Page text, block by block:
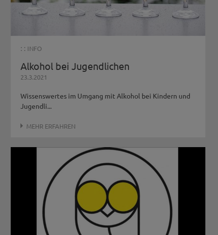
: : INFO
Alkohol bei Jugendlichen
23.3.2021
Wissenswertes im Umgang mit Alkohol bei Kindern und
Jugendli...
MEHR ERFAHREN